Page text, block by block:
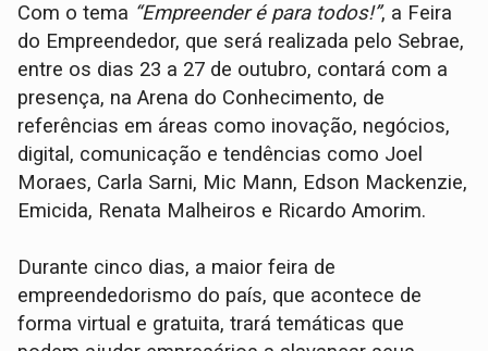
Com o tema “Empreender é para todos!”, a Feira
do Empreendedor, que será realizada pelo Sebrae,
entre os dias 23 a 27 de outubro, contará com a
presença, na Arena do Conhecimento, de
referências em áreas como inovação, negócios,
digital, comunicação e tendências como Joel
Moraes, Carla Sarni, Mic Mann, Edson Mackenzie,
Emicida, Renata Malheiros e Ricardo Amorim.
Durante cinco dias, a maior feira de
empreendedorismo do país, que acontece de
forma virtual e gratuita, trará temáticas que